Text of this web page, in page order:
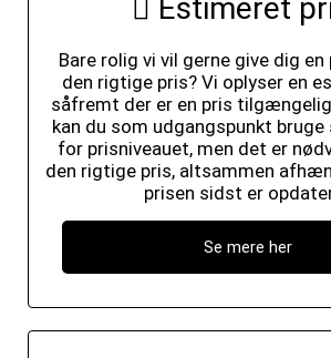
Estimeret
Bare rolig vi vil gerne give dig en
den rigtige pris? Vi oplyser en
såfremt der er en pris
kan du som udgangspunkt
for prisniveauet, men det er
den rigtige pris, altsammen
prisen sidst er
Se mere her